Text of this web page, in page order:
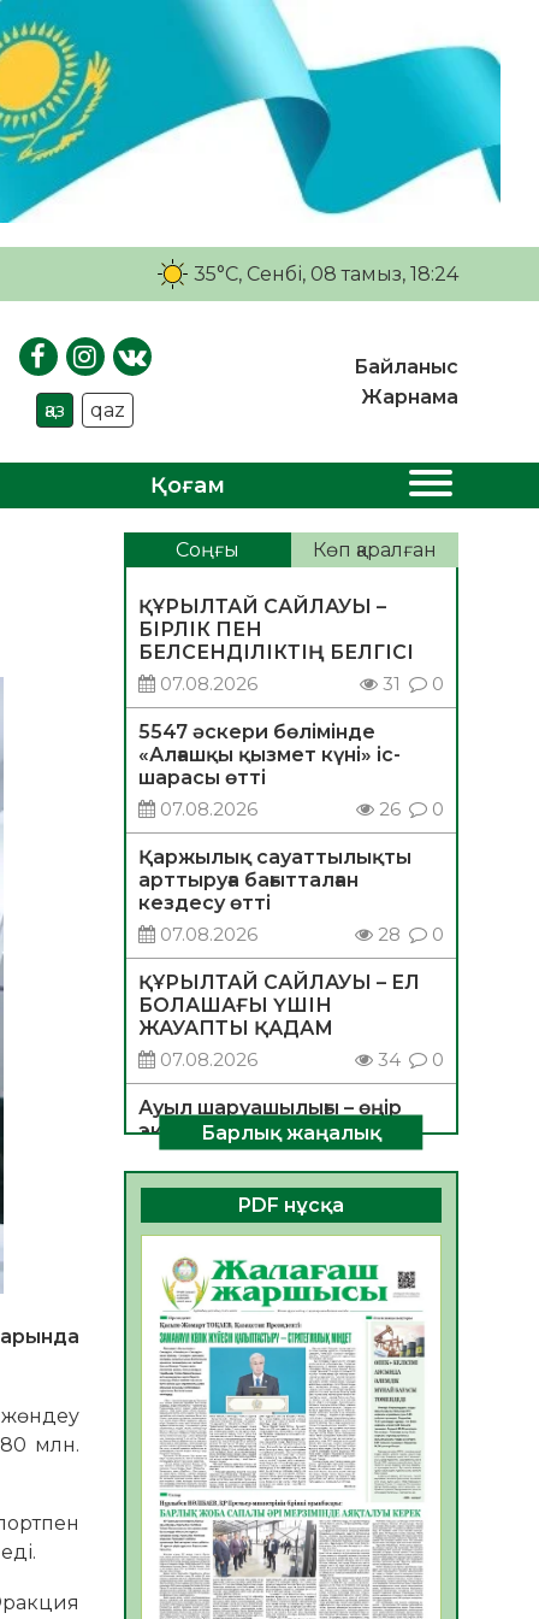
35°C, Сенбі, 08 тамыз, 18:24
қаз qaz
Байланыс
Жарнама
Қоғам
жөндеу
млн.
Соңғы Көп қаралған
ҚҰРЫЛТАЙ САЙЛАУЫ –
БІРЛІК ПЕН
БЕЛСЕНДІЛІКТІҢ БЕЛГІСІ
07.08.2026
31 0
5547 әскери бөлімінде
«Алғашқы қызмет күні» іс-
шарасы өтті
07.08.2026
26 0
Қаржылық сауаттылықты
арттыруға бағытталған
кездесу өтті
07.08.2026
28 0
ҚҰРЫЛТАЙ САЙЛАУЫ – ЕЛ
БОЛАШАҒЫ ҮШІН
ЖАУАПТЫ ҚАДАМ
07.08.2026
34 0
Ауыл шаруашылығы – өңір
экономикасының негізгі
тірегі
06.08.2026
42 0
ҚОҒАМДЫҚ БЕЛСЕНДІЛІК –
ЕЛ ДАМУЫНЫҢ НЕГІЗІ
06.08.2026
39
ҚҰРЫЛТАЙ САЙЛАУЫ –
БОЛАШАҚҚА БАСТАР
ЖАУАПТЫ ТАҢДАУ
06.08.2026
41
Инфекциялық ауруларға
қарсы иммундау
жұмыстарының тиімділігі
06.08.2026
44
Көкжөтел ауруы туралы
Барлық жаңалық
PDF нұсқа